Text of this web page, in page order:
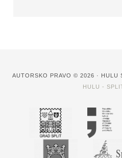
AUTORSKO PRAVO © 2026 · HULU
HULU -